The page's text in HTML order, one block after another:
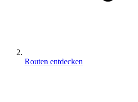
Routen entdecken